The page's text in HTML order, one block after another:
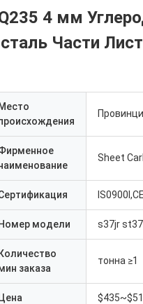
4 мм
Части
Место
Sheet
Номер модели s37jr
Количество
заказа
тонна ≥1
Цена